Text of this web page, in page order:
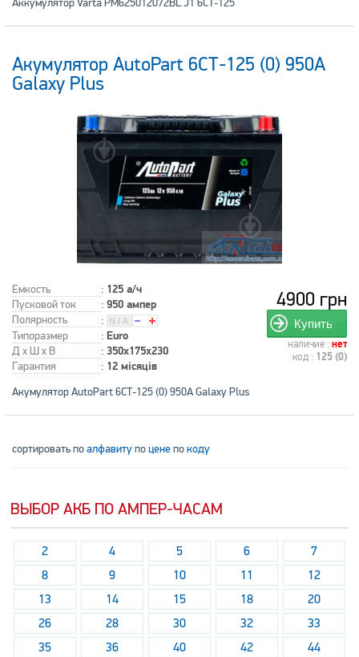
Аккумулятор Varta PM625012072BL J1 6СТ-125
Акумулятор AutoPart 6СТ-125 (0) 950А
Galaxy Plus
Емкость : 125 а/ч
Пусковой ток : 950 ампер
Полярность
:
Типоразмер
: Euro
Д x Ш x В : 350x175x230
Гарантия : 12 місяців
4900 грн
Купить
наличие : нет
код : 125 (0)
Акумулятор AutoPart 6СТ-125 (0) 950А Galaxy Plus
сортировать поалфавитупоценепокоду
ВЫБОР АКБ ПО АМПЕР-ЧАСАМ
2 4 5 6
7
8
9 10 11
12
13
14 15 18
20
26
28 30 32
33
35
36 40 42
44